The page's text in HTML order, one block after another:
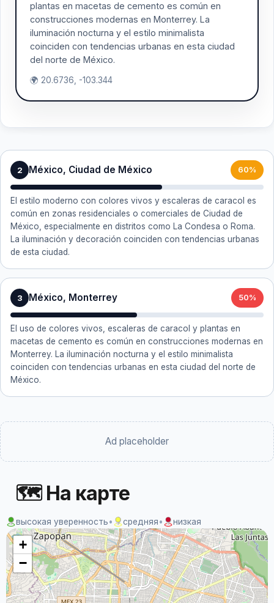
plantas en macetas de cemento es común en
construcciones modernas en Monterrey. La
iluminación nocturna y el estilo minimalista
coinciden con tendencias urbanas en esta ciudad
del norte de México.
🌍 20.6736, -103.344
2 México, Ciudad de México 60%
El estilo moderno con colores vivos y escaleras de caracol es
común en zonas residenciales o comerciales de Ciudad de
México, especialmente en distritos como La Condesa o Roma.
La iluminación y decoración coinciden con tendencias urbanas
de esta ciudad.
3 México, Monterrey 50%
El uso de colores vivos, escaleras de caracol y plantas en
macetas de cemento es común en construcciones modernas en
Monterrey. La iluminación nocturna y el estilo minimalista
coinciden con tendencias urbanas en esta ciudad del norte de
México.
Ad placeholder
🗺 На карте
высокая уверенность• средняя• низкая
+
−